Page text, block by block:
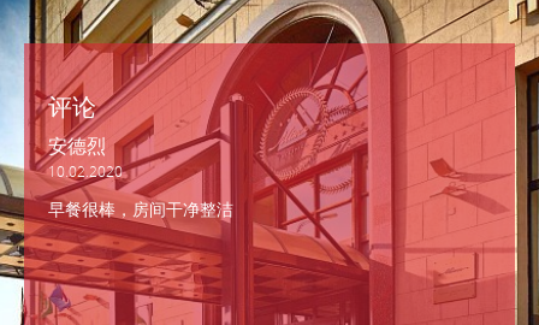
评论
安德烈
10.02.2020
早餐很棒，房间干净整洁